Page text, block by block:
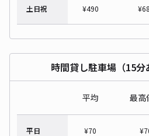
土日祝 ¥490 ¥
時間貸し駐車場（15分
平均 最高
平日 ¥70 ¥